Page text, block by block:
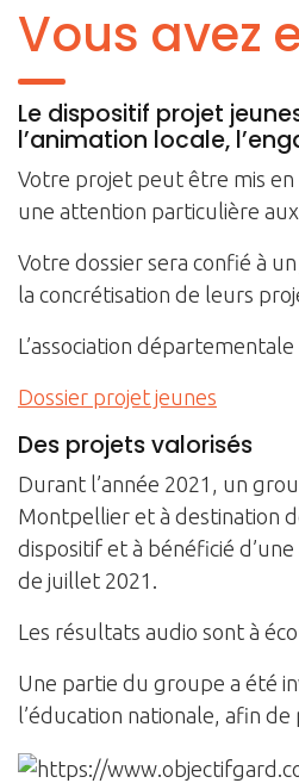
Vous avez
Le dispositif projet
l’animation locale,
Votre projet peut être mis
une attention particulière
Votre dossier sera confié à
la concrétisation de leurs
L’association
Dossier projet jeunes
Des projets valorisés
Durant l’année 2021, un
Montpellier et à destination
dispositif et à bénéficié
de juillet 2021.
Les résultats audio sont à
Une partie du groupe a été
l’éducation nationale, afin